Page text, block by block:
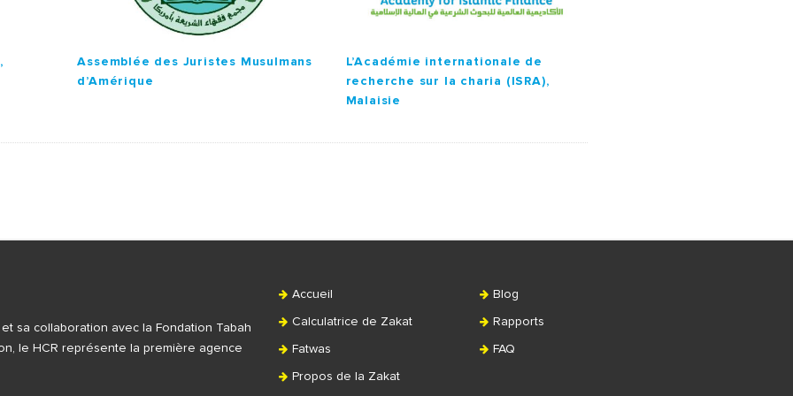
Assemblée des Juristes Musulmans
d’Amérique
L’Académie internationale de
recherche sur la charia (ISRA),
Malaisie
sa collaboration avec la Fondation Tabah
le HCR représente la première agence
Accueil
Calculatrice de Zakat
Fatwas
Propos de la Zakat
Blog
Rapports
FAQ